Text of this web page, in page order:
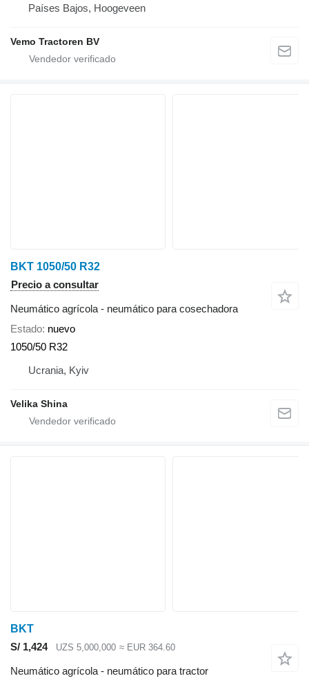
Países Bajos, Hoogeveen
Vemo Tractoren BV
BKT 1050/50 R32
Precio a consultar
Neumático agrícola - neumático para cosechadora
Estado nuevo
1050/50 R32
Ucrania, Kyiv
Velika Shina
BKT
S/ 1,424
UZS 5,000,000 ≈ EUR 364.60
Neumático agrícola - neumático para tractor